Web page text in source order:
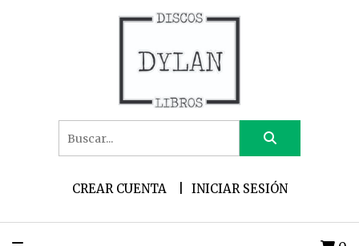
CREAR CUENTA INICIAR SESIÓN